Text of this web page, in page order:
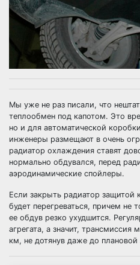
Мы уже не раз писали, что
теплообмен под капотом. Это
но и для автоматической
инженеры размещают в очень
радиатор охлаждения ставят
нормально обдувался, перед
аэродинамические спойлеры.
Если закрыть радиатор защитой
будет перегреваться, причем не
ее обдув резко ухудшится.
агрегата, а значит,
км, не дотянув даже до